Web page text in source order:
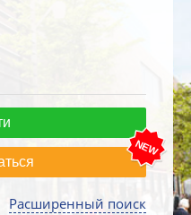
Расширенный поиск